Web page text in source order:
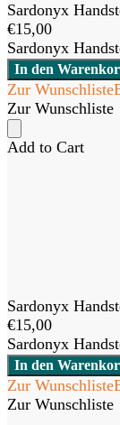
Sardonyx
€15,00
Sardonyx
In den
Zur Wunschliste
Zur Wunschliste
Add to Cart
Sardonyx
€15,00
Sardonyx
In den
Zur Wunschliste
Zur Wunschliste